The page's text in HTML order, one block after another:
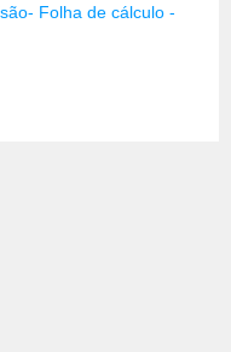
Folha de cálculo -